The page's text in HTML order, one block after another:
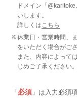
ドメイン「
いします。
詳しくはこちら
※休業日・営業時間、
をいただく場合がご
また、内容によって
じめご了承ください。
「 必須 」は入力必須